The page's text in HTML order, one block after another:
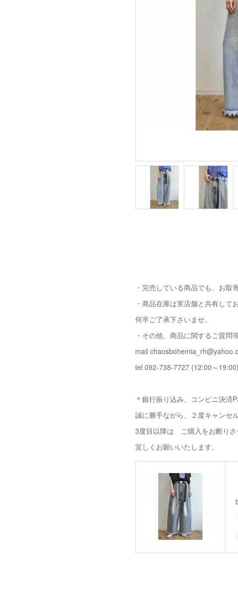
・完売している商品でも、お取
・商品在庫は実店舗と共有して
何卒ご了承下さいませ。
・その他、商品に関するご質問
mail
tel 092-738-7727 (12:00～19:00)
＊銀行振り込み、コンビニ決済
誠に勝手ながら、２度キャンセ
3度目以降は ご購入をお断りさ
宜しくお願いいたします。